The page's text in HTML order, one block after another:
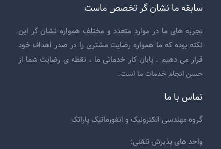
سابقه ما نشان گر تخصص ماست
تجربه های ما در موارد متعدد و مختلف همواره نشان گر این
نکته بوده که ما همواره رضایت مشتری را در صدر اهداف خود
قرار می دهیم . پایان کار خدماتی ما ، نقطه ی رضایت شما از
حسن انجام خدمات ما است.
تماس با ما
گروه مهندسی الکترونیک و انفورماتیک پاراتک
واحد های پذیرش تلفنی: